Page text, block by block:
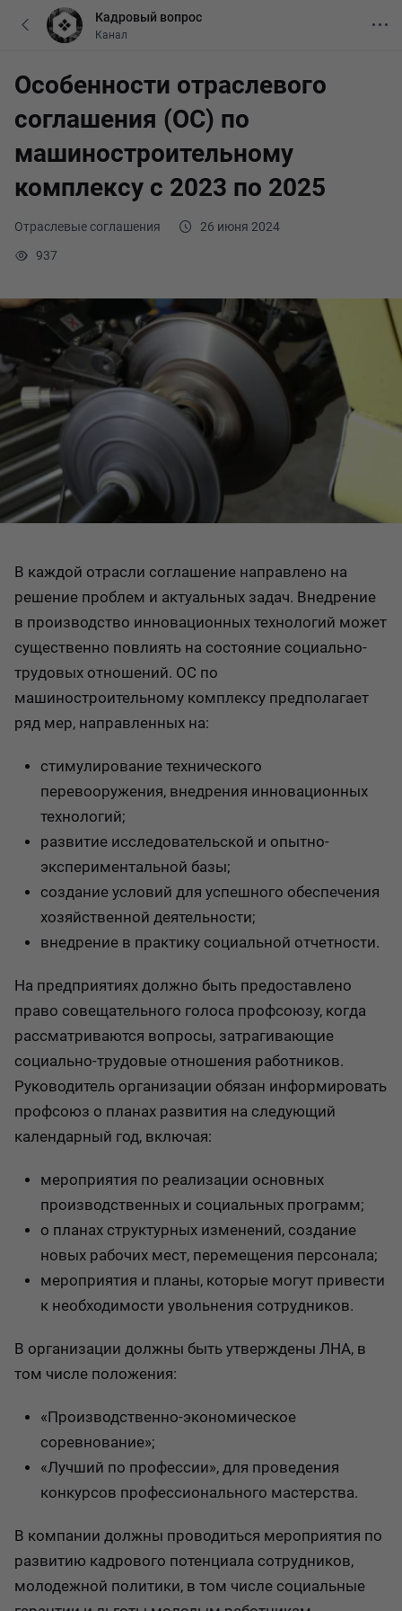
Отраслевые соглашения
26 июня 2024
937
Особенности отраслевого
соглашения (ОС) по
машиностроительному
комплексу с 2023 по 2025
В каждой отрасли соглашение направлено на
решение проблем и актуальных задач. Внедрение
в производство инновационных технологий может
существенно повлиять на состояние социально-
трудовых отношений. ОС по
машиностроительному комплексу предполагает
ряд мер, направленных на:
стимулирование технического
перевооружения, внедрения инновационных
технологий;
развитие исследовательской и опытно-
экспериментальной базы;
создание условий для успешного обеспечения
хозяйственной деятельности;
внедрение в практику социальной отчетности.
На предприятиях должно быть предоставлено
право совещательного голоса профсоюзу, когда
рассматриваются вопросы, затрагивающие
социально-трудовые отношения работников.
Руководитель организации обязан информировать
профсоюз о планах развития на следующий
календарный год, включая:
мероприятия по реализации основных
производственных и социальных программ;
о планах структурных изменений, создание
новых рабочих мест, перемещения персонала;
мероприятия и планы, которые могут привести
к необходимости увольнения сотрудников.
В организации должны быть утверждены ЛНА, в
том числе положения:
«Производственно-экономическое
соревнование»;
«Лучший по профессии», для проведения
конкурсов профессионального мастерства.
В компании должны проводиться мероприятия по
развитию кадрового потенциала сотрудников,
молодежной политики, в том числе социальные
Кадровый вопрос
Канал